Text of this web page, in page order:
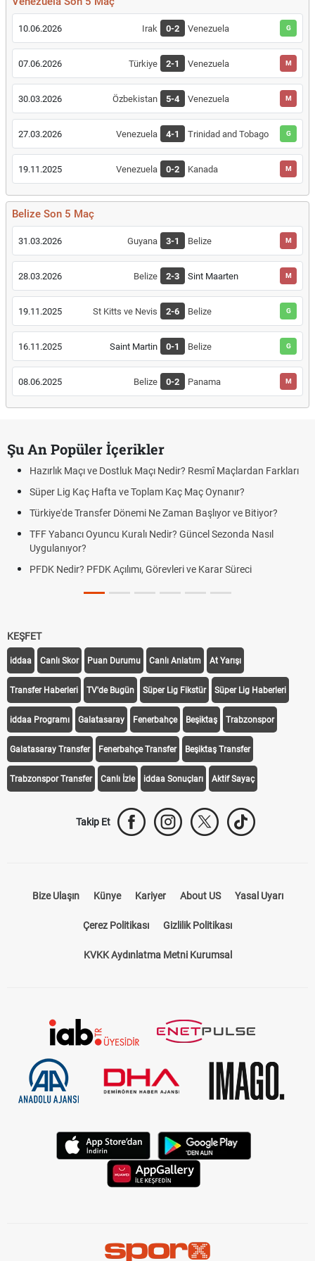
10.06.2026 Irak 0-2 Venezuela G
07.06.2026 Türkiye 2-1 Venezuela M
30.03.2026 Özbekistan 5-4 Venezuela M
27.03.2026 Venezuela 4-1 Trinidad and Tobago G
19.11.2025 Venezuela 0-2 Kanada M
Belize Son 5 Maç
31.03.2026 Guyana 3-1 Belize M
28.03.2026 Belize 2-3 Sint Maarten M
19.11.2025 St Kitts ve Nevis 2-6 Belize G
16.11.2025 Saint Martin 0-1 Belize G
08.06.2025 Belize 0-2 Panama M
Şu An Popüler İçerikler
Hazırlık Maçı ve Dostluk Maçı Nedir? Resmî Maçlardan Farkları
Süper Lig Kaç Hafta ve Toplam Kaç Maç Oynanır?
Türkiye'de Transfer Dönemi Ne Zaman Başlıyor ve Bitiyor?
TFF Yabancı Oyuncu Kuralı Nedir? Güncel Sezonda Nasıl
Uygulanıyor?
PFDK Nedir? PFDK Açılımı, Görevleri ve Karar Süreci
KEŞFET
iddaa Canlı Skor Puan Durumu Canlı Anlatım At Yarışı
Transfer Haberleri TV'de Bugün Süper Lig Fikstür Süper Lig Haberleri
iddaa Programı Galatasaray Fenerbahçe Beşiktaş Trabzonspor
Galatasaray Transfer Fenerbahçe Transfer Beşiktaş Transfer
Trabzonspor Transfer Canlı İzle iddaa Sonuçları Aktif Sayaç
Takip Et
Bize Ulaşın Künye Kariyer About US Yasal Uyarı
Çerez Politikası Gizlilik Politikası
KVKK Aydınlatma Metni Kurumsal